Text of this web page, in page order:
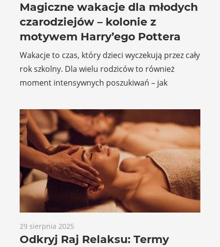
Magiczne wakacje dla młodych
czarodziejów – kolonie z
motywem Harry’ego Pottera
Wakacje to czas, który dzieci wyczekują przez cały
rok szkolny. Dla wielu rodziców to również
moment intensywnych poszukiwań – jak
29 sierpnia 2025
Odkryj Raj Relaksu: Termy